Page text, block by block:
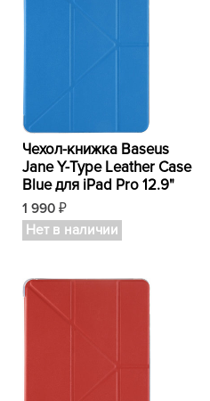
Чехол-книжка Baseus
Jane Y-Type Leather Case
Blue для iPad Pro 12.9"
1 990 ₽
Нет в наличии